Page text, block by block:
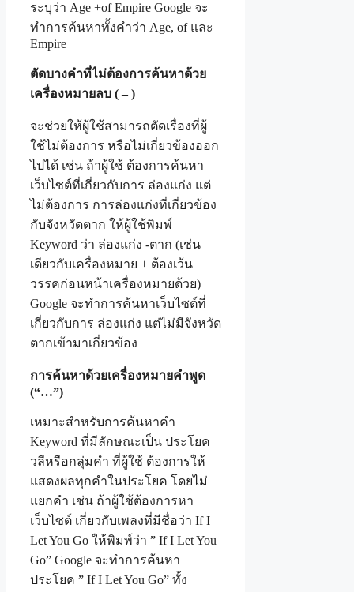
ระบุว่า Age +of Empire Google จะ
ทำการค้นหาทั้งคำว่า Age, of และ
Empire
ตัดบางคำที่ไม่ต้องการค้นหาด้วย
เครื่องหมายลบ ( – )
จะช่วยให้ผู้ใช้สามารถตัดเรื่องที่ผู้
ใช้ไม่ต้องการ หรือไม่เกี่ยวข้องออก
ไปได้ เช่น ถ้าผู้ใช้ ต้องการค้นหา
เว็บไซต์ที่เกี่ยวกับการ ล่องแก่ง แต่
ไม่ต้องการ การล่องแก่งที่เกี่ยวข้อง
กับจังหวัดตาก ให้ผู้ใช้พิมพ์
Keyword ว่า ล่องแก่ง -ตาก (เช่น
เดียวกับเครื่องหมาย + ต้องเว้น
วรรคก่อนหน้าเครื่องหมายด้วย)
Google จะทำการค้นหาเว็บไซต์ที่
เกี่ยวกับการ ล่องแก่ง แต่ไม่มีจังหวัด
ตากเข้ามาเกี่ยวข้อง
การค้นหาด้วยเครื่องหมายคำพูด
(“…”)
เหมาะสำหรับการค้นหาคำ
Keyword ที่มีลักษณะเป็น ประโยค
วลีหรือกลุ่มคำ ที่ผู้ใช้ ต้องการให้
แสดงผลทุกคำในประโยค โดยไม่
แยกคำ เช่น ถ้าผู้ใช้ต้องการหา
เว็บไซต์ เกี่ยวกับเพลงที่มีชื่อว่า If I
Let You Go ให้พิมพ์ว่า ” If I Let You
Go” Google จะทำการค้นหา
ประโยค ” If I Let You Go” ทั้ง